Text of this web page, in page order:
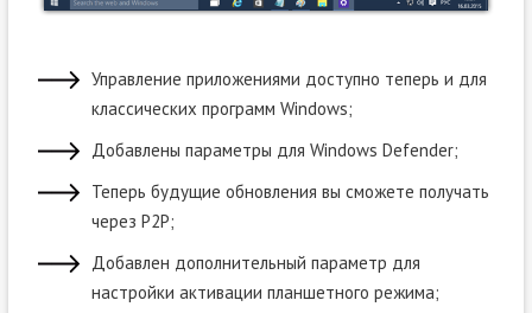
Управление приложениями доступно теперь и для
классических программ Windows;
Добавлены параметры для Windows Defender;
Теперь будущие обновления вы сможете получать
через P2P;
Добавлен дополнительный параметр для
настройки активации планшетного режима;